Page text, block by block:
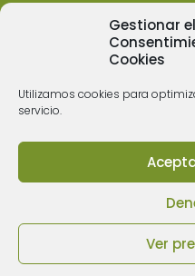
Gestionar el
Cookies
Utilizamos cookies para
servicio.
Ver
© 2006 - 2023